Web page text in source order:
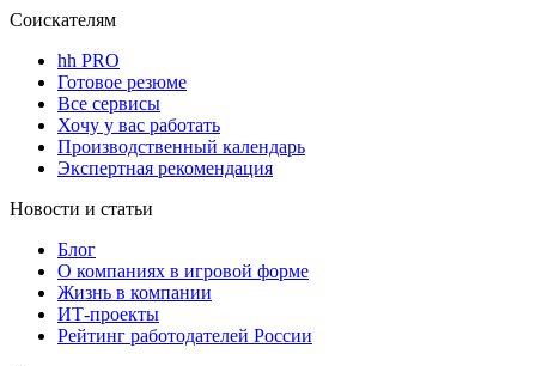
Соискателям
hh PRO
Готовое резюме
Все сервисы
Хочу у вас работать
Производственный календарь
Экспертная рекомендация
Новости и статьи
Блог
О компаниях в игровой форме
Жизнь в компании
ИТ-проекты
Рейтинг работодателей России